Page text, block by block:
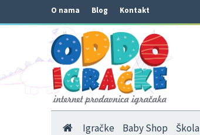
O nama Blog Kontakt
Igračke Baby Shop Škola